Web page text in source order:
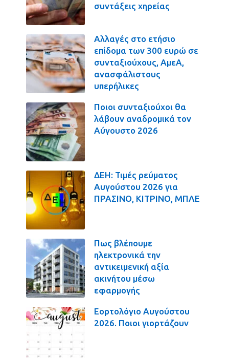
συντάξεις χηρείας
Αλλαγές στο ετήσιο
επίδομα των 300 ευρώ σε
συνταξιούχους, ΑμεΑ,
ανασφάλιστους
υπερήλικες
Ποιοι συνταξιούχοι θα
λάβουν αναδρομικά τον
Αύγουστο 2026
ΔΕΗ: Τιμές ρεύματος
Αυγούστου 2026 για
ΠΡΑΣΙΝΟ, ΚΙΤΡΙΝΟ, ΜΠΛΕ
Πως βλέπουμε
ηλεκτρονικά την
αντικειμενική αξία
ακινήτου μέσω
εφαρμογής
Εορτολόγιο Αυγούστου
2026. Ποιοι γιορτάζουν